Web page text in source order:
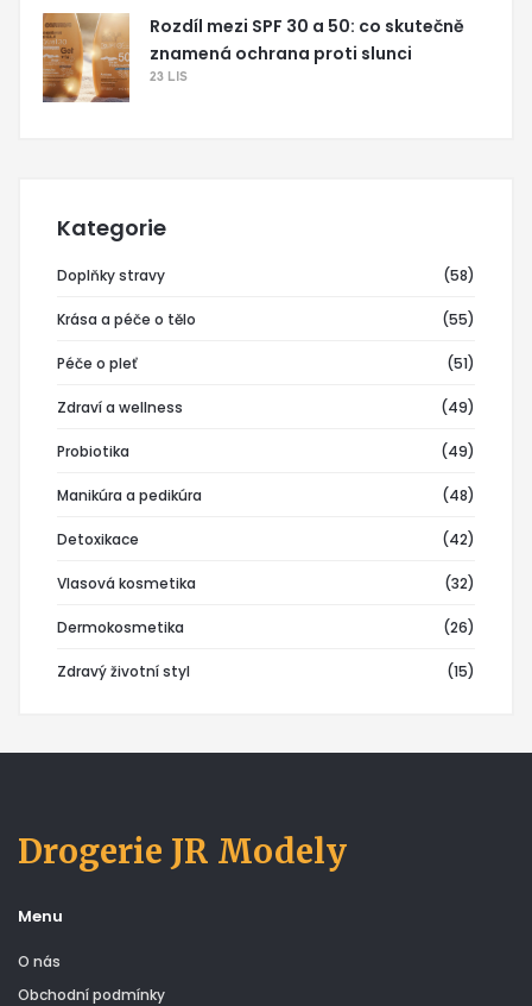
Rozdíl mezi SPF 30 a 50: co skutečně
znamená ochrana proti slunci
23 LIS
Kategorie
Doplňky stravy (58)
Krása a péče o tělo (55)
Péče o pleť (51)
Zdraví a wellness (49)
Probiotika (49)
Manikúra a pedikúra (48)
Detoxikace (42)
Vlasová kosmetika (32)
Dermokosmetika (26)
Zdravý životní styl (15)
Drogerie JR Modely
Menu
O nás
Obchodní podmínky